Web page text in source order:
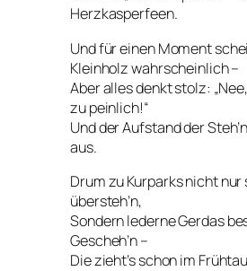
Herzkasperfeen.
Und für einen Moment
Kleinholz wahrscheinlich –
Aber alles denkt stolz:
zu peinlich!“
Und der Aufstand der
aus.
Drum zu Kurparks nicht nur
übersteh’n,
Sondern lederne Gerdas
Gescheh’n –
Die zieht’s schon im